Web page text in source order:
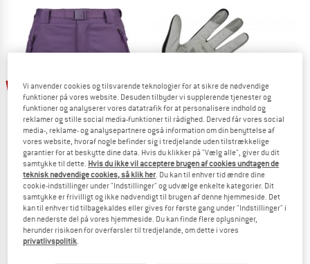
til 26%
ENDURA
Women's Hummvee Short mit Innenhose
Cykelbukser
89,95 €fra 66,56 €
25%
ENDURA
Hummvee Plus Handschuh II
Handsker
34,95 €26,21 €
Vi anvender cookies og tilsvarende teknologier for at sikre de nødvendige
funktioner på vores website. Desuden tilbyder vi supplerende tjenester og
funktioner og analyserer vores datatrafik for at personalisere indhold og
reklamer og stille social media-funktioner til rådighed. Derved får vores social
media-, reklame- og analysepartnere også information om din benyttelse af
vores website, hvoraf nogle befinder sig i tredjelande uden tilstrækkelige
garantier for at beskytte dine data. Hvis du klikker på "Vælg alle", giver du dit
samtykke til dette. Hvis du ikke vil acceptere brugen af cookies undtagen de
teknisk nødvendige cookies, så klik her. Du kan til enhver tid ændre dine
cookie-indstillinger under "Indstillinger" og udvælge enkelte kategorier. Dit
samtykke er frivilligt og ikke nødvendigt til brugen af denne hjemmeside. Det
kan til enhver tid tilbagekaldes eller gives for første gang under "Indstillinger" i
den nederste del på vores hjemmeside. Du kan finde flere oplysninger,
herunder risikoen for overførsler til tredjelande, om dette i vores
privatlivspolitik.